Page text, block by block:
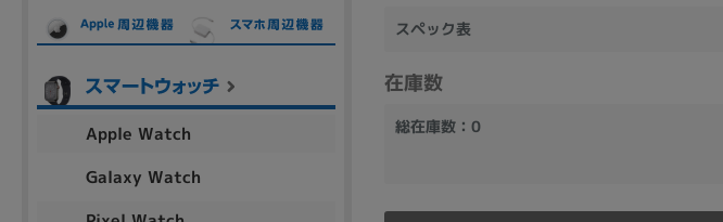
スペック表
在庫数
総在庫数：0
Apple Watch
Galaxy Watch
ランク
商品状態の絞り込み
新品/未使用 中古 新品 Aランク